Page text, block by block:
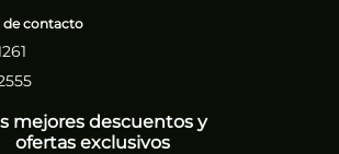
de contacto
mejores descuentos y
ofertas exclusivos